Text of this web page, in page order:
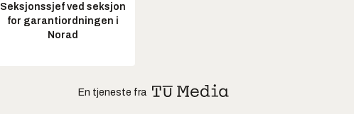
Seksjonssjef ved seksjon
for garantiordningen i
Norad
En tjeneste fra